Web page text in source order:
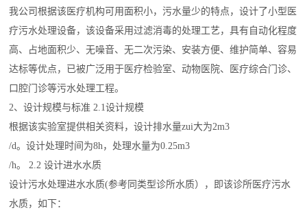
我公司根据该医疗机构可用面积小，污水量少的特点，设计了小型医
疗污水处理设备，该设备采用过滤消毒的处理工艺，具有自动化程度
高、占地面积少、无噪音、无二次污染、安装方便、维护简单、容易
达标等优点，已被广泛用于医疗检验室、动物医院、医疗综合门诊、
口腔门诊等污水处理工程。
2、设计规模与标准 2.1设计规模
根据该实验室提供相关资料，设计排水量zui大为2m3
/d。设计处理时间为8h，处理水量为0.25m3
/h。 2.2 设计进水水质
设计污水处理进水水质(参考同类型诊所水质），即该诊所医疗污水
水质，如下：